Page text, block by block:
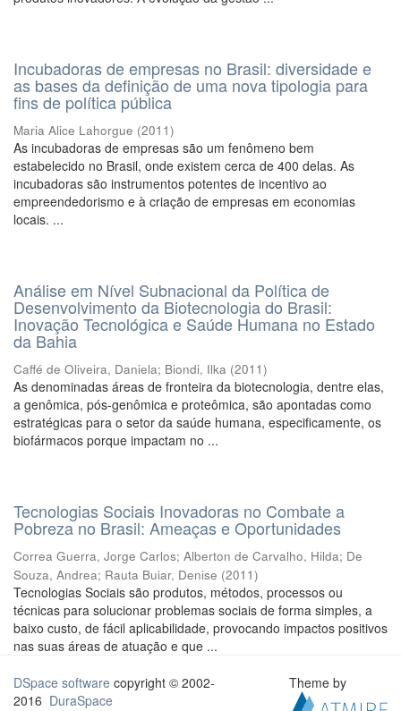
Incubadoras de empresas no Brasil: diversidade e
as bases da definição de uma nova tipologia para
fins de política pública
Maria Alice Lahorgue (2011)
As incubadoras de empresas são um fenômeno bem
estabelecido no Brasil, onde existem cerca de 400 delas. As
incubadoras são instrumentos potentes de incentivo ao
empreendedorismo e à criação de empresas em economias
locais. ...
Análise em Nível Subnacional da Política de
Desenvolvimento da Biotecnologia do Brasil:
Inovação Tecnológica e Saúde Humana no Estado
da Bahia
Caffé de Oliveira, Daniela; Biondi, Ilka (2011)
As denominadas áreas de fronteira da biotecnologia, dentre elas,
a genômica, pós-genômica e proteômica, são apontadas como
estratégicas para o setor da saúde humana, especificamente, os
biofármacos porque impactam no ...
Tecnologias Sociais Inovadoras no Combate a
Pobreza no Brasil: Ameaças e Oportunidades
Correa Guerra, Jorge Carlos; Alberton de Carvalho, Hilda; De
Souza, Andrea; Rauta Buiar, Denise (2011)
Tecnologias Sociais são produtos, métodos, processos ou
técnicas para solucionar problemas sociais de forma simples, a
baixo custo, de fácil aplicabilidade, provocando impactos positivos
nas suas áreas de atuação e que ...
DSpace software copyright © 2002-
2016 DuraSpace
Theme by